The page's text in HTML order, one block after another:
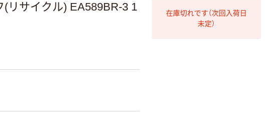
リサイクル) EA589BR-3 1
在庫切れです（次回入荷日
未定）